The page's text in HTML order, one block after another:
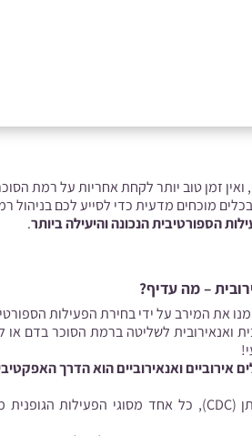
זמן טוב יותר לקחת אחריות על רמת
מוכחים מדעית כדי לסייע לכם בניהול
הספורטיבית הנכונה והיעילה ביותר.
– מה עדיף?
את המירב על ידי בחירת הפעילות
ואנאירובית לשליטה ברמת הסוכר בדם או
אירוביים ואנאירוביים הוא הדרך
(
CDC), כל אחד מסוגי הפעילות הגופנית